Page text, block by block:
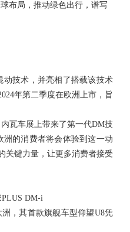
布局，推动绿色出行，谱写
技术，并亮相了搭载该技术
年第二季度在欧洲上市，旨
瓦车展上带来了第一代DM技
的消费者将会体验到这一动
关键力量，让更多消费者接受
DM-i
，其首款旗舰车型仰望U8凭